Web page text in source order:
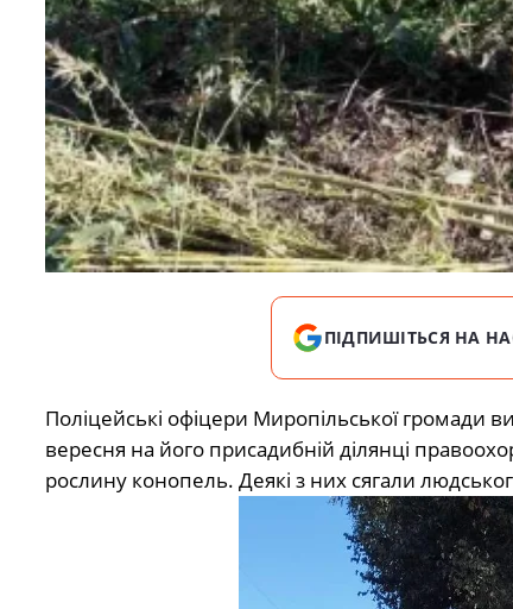
ПІДПИШІТЬСЯ НА
Поліцейські офіцери Миропільської громади
вересня на його присадибній ділянці
рослину конопель. Деякі з них сягали